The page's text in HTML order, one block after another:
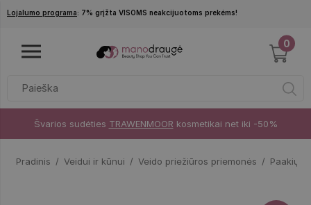
Pereiti į pagrindinį turinį
Lojalumo programa: 7% grįžta VISOMS neakcijuotoms prekėms!
0
Švarios sudėties TRAWENMOOR kosmetikai net iki -50%
Pradinis Veidui ir kūnui Veido priežiūros priemonės Paakių